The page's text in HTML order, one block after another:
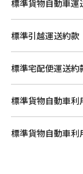
標準貨物自動車
標準引越運送約
標準宅配便運送
標準貨物自動車
標準貨物自動車